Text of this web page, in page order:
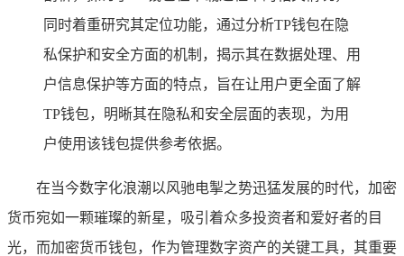
同时着重研究其定位功能，通过分析TP钱包在隐
私保护和安全方面的机制，揭示其在数据处理、用
户信息保护等方面的特点，旨在让用户更全面了解
TP钱包，明晰其在隐私和安全层面的表现，为用
户使用该钱包提供参考依据。
在当今数字化浪潮以风驰电掣之势迅猛发展的时代，加密
货币宛如一颗璀璨的新星，吸引着众多投资者和爱好者的目
光，而加密货币钱包，作为管理数字资产的关键工具，其重要